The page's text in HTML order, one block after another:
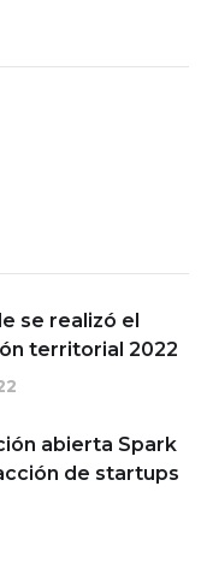
se realizó el
territorial 2022
abierta Spark
de startups